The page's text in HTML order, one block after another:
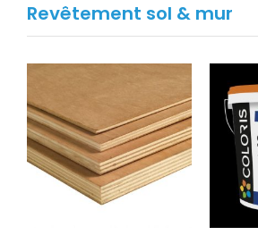
Revêtement sol & mur